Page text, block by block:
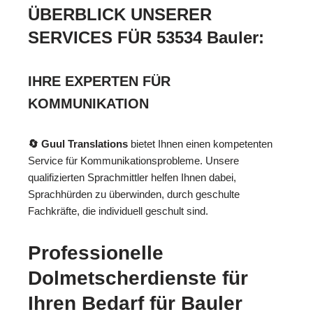
ÜBERBLICK UNSERER
SERVICES FÜR 53534 Bauler:
IHRE EXPERTEN FÜR
KOMMUNIKATION
🔄 Guul Translations bietet Ihnen einen kompetenten
Service für Kommunikationsprobleme. Unsere
qualifizierten Sprachmittler helfen Ihnen dabei,
Sprachhürden zu überwinden, durch geschulte
Fachkräfte, die individuell geschult sind.
Professionelle
Dolmetscherdienste für
Ihren Bedarf für Bauler